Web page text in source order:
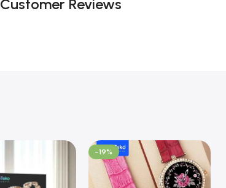
Customer Reviews
-19%